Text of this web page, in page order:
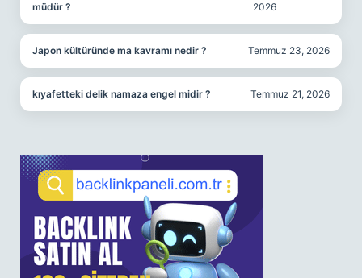
müdür ?
2026
Japon kültüründe ma kavramı nedir ? Temmuz 23, 2026
kıyafetteki delik namaza engel midir ? Temmuz 21, 2026